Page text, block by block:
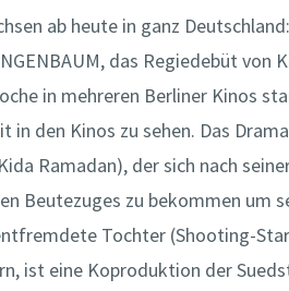
ab heute in ganz
das Regiedebüt von
in mehreren Berliner Kinos
in den Kinos zu sehen. Das
Ramadan), der sich nach
Beutezuges zu bekommen um
Tochter (Shooting-
ist eine Koproduktion der